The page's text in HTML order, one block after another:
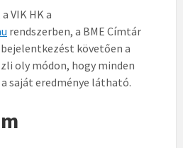
VIK HK a
rendszerben, a BME Címtár
követően a
oly módon, hogy minden
saját eredménye látható.